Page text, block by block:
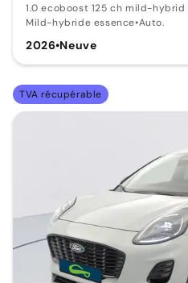
1.0 ecoboost 125 ch mild-
Mild-hybride essence•Auto.
2026•Neuve
TVA récupérable